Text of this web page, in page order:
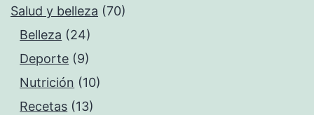
Salud y belleza (70)
Belleza (24)
Deporte (9)
Nutrición (10)
Recetas (13)